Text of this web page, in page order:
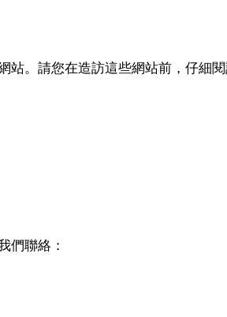
。請您在造訪這些網站前，仔細閱
們聯絡：